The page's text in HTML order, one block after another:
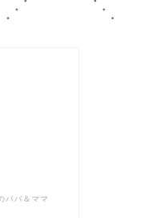
パパ＆ママ